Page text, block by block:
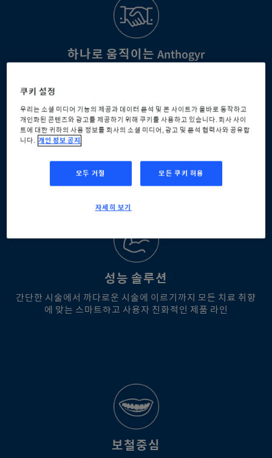
하나로 움직이는 Anthogyr
발전을 향한 과감함
성능 솔루션
간단한 시술에서 까다로운 시술에 이르기까지 모든 치료 취향
에 맞는 스마트하고 사용자 친화적인 제품 라인
보철중심
쿠키 설정
우리는 소셜 미디어 기능의 제공과 데이터 분석 및 본 사이트가 올바로 동작하고
개인화된 콘텐츠와 광고를 제공하기 위해 쿠키를 사용하고 있습니다. 회사 사이
트에 대한 귀하의 사용 정보를 회사의 소셜 미디어, 광고 및 분석 협력사와 공유합
니다. 개인 정보 공지
모두 거절 모든 쿠키 허용
자세히 보기